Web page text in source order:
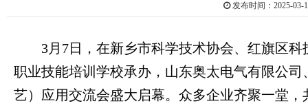
发布时间：2025-
3月7日，在新乡市科学技术协会、红旗区科
职业技能培训学校承办，山东奥太电气有限公
艺）应用交流会盛大启幕。众多企业齐聚一堂